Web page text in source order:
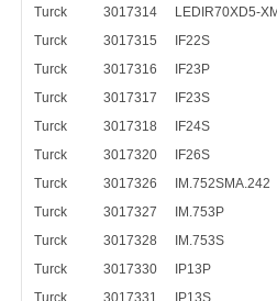
Turck
3017314
LEDIR70XD5-
Turck
3017315
IF22S
Turck
3017316
IF23P
Turck
3017317
IF23S
Turck
3017318
IF24S
Turck
3017320
IF26S
Turck
3017326
IM.752SMA.242
Turck
3017327
IM.753P
Turck
3017328
IM.753S
Turck
3017330
IP13P
Turck
3017331
IP13S